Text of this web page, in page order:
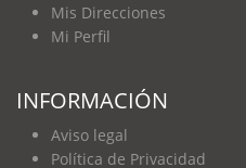
Mis Direcciones
Mi Perfil
INFORMACIÓN
Aviso legal
Política de Privacidad